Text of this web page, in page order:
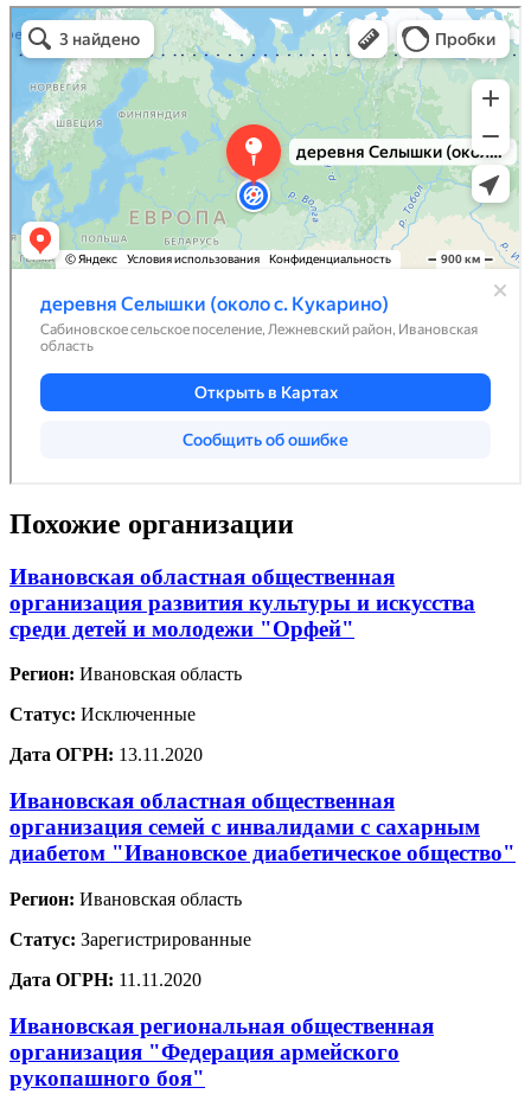
Похожие организации
Ивановская областная общественная
организация развития культуры и искусства
среди детей и молодежи "Орфей"
Регион: Ивановская область
Статус: Исключенные
Дата ОГРН: 13.11.2020
Ивановская областная общественная
организация семей с инвалидами с сахарным
диабетом "Ивановское диабетическое общество"
Регион: Ивановская область
Статус: Зарегистрированные
Дата ОГРН: 11.11.2020
Ивановская региональная общественная
организация "Федерация армейского
рукопашного боя"